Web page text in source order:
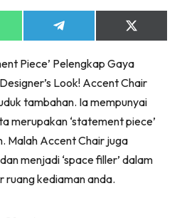
Share
on
Share
on
(Twitter)
Piece’ Pelengkap Gaya
Look! Accent Chair
tambahan. Ia mempunyai
merupakan ‘statement piece’
Malah Accent Chair juga
menjadi ‘space filler’ dalam
ruang kediaman anda.